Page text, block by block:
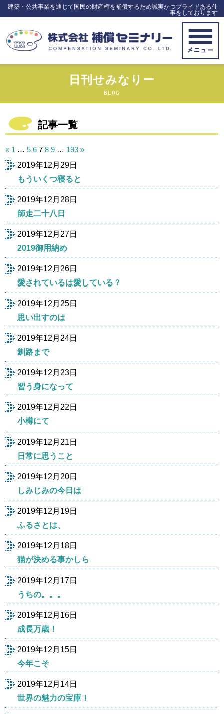
建築・公共事業を通じて国民の財産権を補償するため誠実かつプライドある仕
事をしております
日刊せみなりー
BLOG
記事一覧
投
稿
の
ー
ジ
« 1 … 5 6 7 8 9 … 193 »
2019年12月29日
もういくつ寝ると
2019年12月28日
師走二十八日
2019年12月27日
2019御用納め
2019年12月26日
愛されているは愛している？
2019年12月25日
思い出すのは
2019年12月24日
釧路まで
2019年12月23日
習う身になって
2019年12月22日
小樽にて
2019年12月21日
日常に思うこと
2019年12月20日
しみじみの今日は
2019年12月19日
ふるさとは、
2019年12月18日
猫が決める事かしら
2019年12月17日
うちの。。。
2019年12月16日
成長万歳！
2019年12月15日
今年こそ
2019年12月14日
世界の魅力の宝庫！